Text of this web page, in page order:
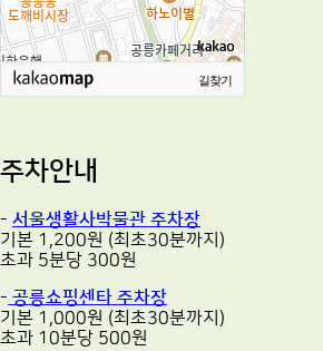
길찾기
주차안내
- 서울생활사박물관 주차장
기본 1,200원 (최초30분까지)
초과 5분당 300원
- 공릉쇼핑센타 주차장
기본 1,000원 (최초30분까지)
초과 10분당 500원